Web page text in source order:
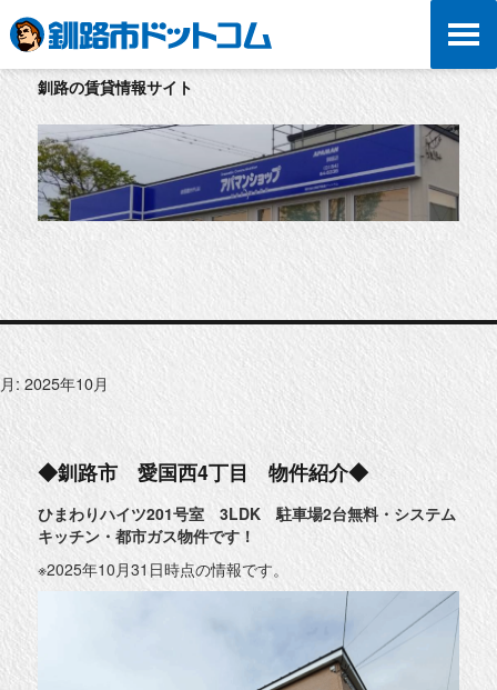
釧路の賃貸情報サイト
月: 2025年10月
◆釧路市 愛国西4丁目 物件紹介◆
ひまわりハイツ201号室 3LDK 駐車場2台無料・システム
キッチン・都市ガス物件です！
※2025年10月31日時点の情報です。